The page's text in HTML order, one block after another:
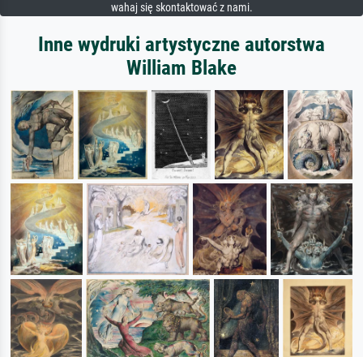
wahaj się skontaktować z nami.
Inne wydruki artystyczne autorstwa
William Blake